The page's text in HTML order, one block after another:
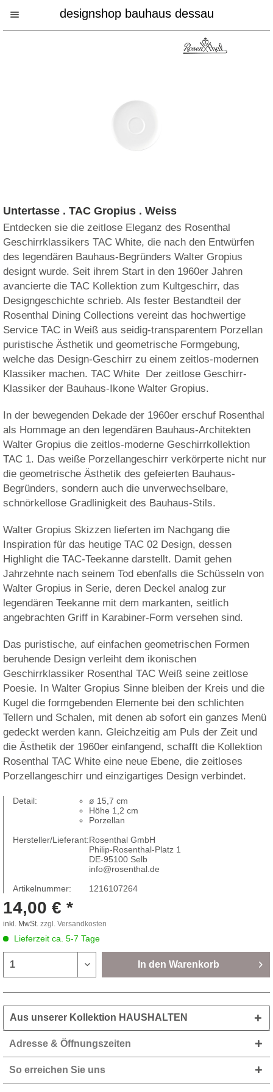
designshop bauhaus dessau
Untertasse . TAC Gropius . Weiss
Entdecken sie die zeitlose Eleganz des Rosenthal
Geschirrklassikers TAC White, die nach den Entwürfen
des legendären Bauhaus-Begründers Walter Gropius
designt wurde. Seit ihrem Start in den 1960er Jahren
avancierte die TAC Kollektion zum Kultgeschirr, das
Designgeschichte schrieb. Als fester Bestandteil der
Rosenthal Dining Collections vereint das hochwertige
Service TAC in Weiß aus seidig-transparentem Porzellan
puristische Ästhetik und geometrische Formgebung,
welche das Design-Geschirr zu einem zeitlos-modernen
Klassiker machen. TAC White  Der zeitlose Geschirr-
Klassiker der Bauhaus-Ikone Walter Gropius.
In der bewegenden Dekade der 1960er erschuf Rosenthal
als Hommage an den legendären Bauhaus-Architekten
Walter Gropius die zeitlos-moderne Geschirrkollektion
TAC 1. Das weiße Porzellangeschirr verkörperte nicht nur
die geometrische Ästhetik des gefeierten Bauhaus-
Begründers, sondern auch die unverwechselbare,
schnörkellose Gradlinigkeit des Bauhaus-Stils.
Walter Gropius Skizzen lieferten im Nachgang die
Inspiration für das heutige TAC 02 Design, dessen
Highlight die TAC-Teekanne darstellt. Damit gehen
Jahrzehnte nach seinem Tod ebenfalls die Schüsseln von
Walter Gropius in Serie, deren Deckel analog zur
legendären Teekanne mit dem markanten, seitlich
angebrachten Griff in Karabiner-Form versehen sind.
Das puristische, auf einfachen geometrischen Formen
beruhende Design verleiht dem ikonischen
Geschirrklassiker Rosenthal TAC Weiß seine zeitlose
Poesie. In Walter Gropius Sinne bleiben der Kreis und die
Kugel die formgebenden Elemente bei den schlichten
Tellern und Schalen, mit denen ab sofort ein ganzes Menü
gedeckt werden kann. Gleichzeitig am Puls der Zeit und
die Ästhetik der 1960er einfangend, schafft die Kollektion
Rosenthal TAC White eine neue Ebene, die zeitloses
Porzellangeschirr und einzigartiges Design verbindet.
Detail:
ø 15,7 cm
Höhe 1,2 cm
Porzellan
Hersteller/Lieferant:Rosenthal GmbH
Philip-Rosenthal-Platz 1
DE-95100 Selb
info@rosenthal.de
Artikelnummer:
1216107264
14,00 € *
inkl. MwSt. zzgl. Versandkosten
Lieferzeit ca. 5-7 Tage
In den Warenkorb
Aus unserer Kollektion HAUSHALTEN
Adresse & Öffnungszeiten
So erreichen Sie uns